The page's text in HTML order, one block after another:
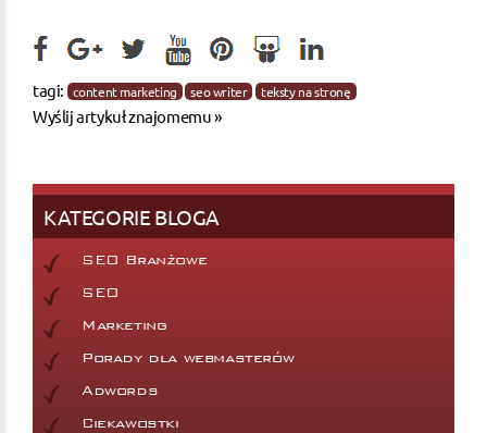
tagi: content marketing seo writer teksty na stronę
Wyślij artykuł znajomemu »
KATEGORIE BLOGA
SEO Branżowe
SEO
Marketing
Porady dla webmasterów
Adwords
Ciekawostki